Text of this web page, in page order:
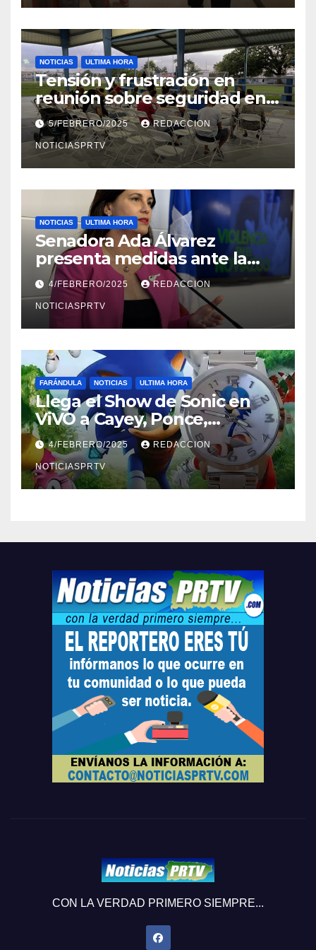
NOTICIAS ULTIMA HORA
Tensión y frustración en
reunión sobre seguridad en
Reparto Metropolitano
5/FEBRERO/2025 REDACCION
NOTICIASPRTV
NOTICIAS ULTIMA HORA
Senadora Ada Álvarez
presenta medidas ante la
violencia en el noviazgo
4/FEBRERO/2025 REDACCION
NOTICIASPRTV
FARÁNDULA NOTICIAS ULTIMA HORA
Llega el Show de Sonic en
ViVO a Cayey, Ponce,
Barceloneta y Humacao,
Relojes gratis para el que
compre ahora….
4/FEBRERO/2025 REDACCION
NOTICIASPRTV
CON LA VERDAD PRIMERO SIEMPRE...